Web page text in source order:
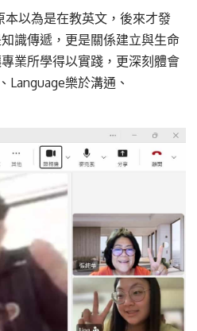
本以為是在教英文，後來才發
識傳遞，更是關係建立與生命
業所學得以實踐，更深刻體會
、 Language樂於溝通、